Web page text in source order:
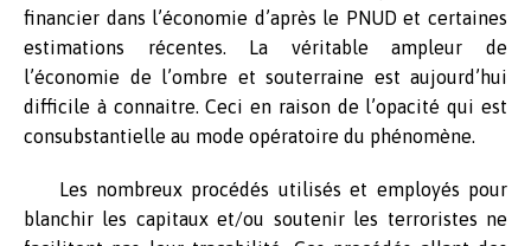
financier dans l’économie d’après le PNUD et certaines
estimations récentes. La véritable ampleur de
l’économie de l’ombre et souterraine est aujourd’hui
difficile à connaitre. Ceci en raison de l’opacité qui est
consubstantielle au mode opératoire du phénomène.
Les nombreux procédés utilisés et employés pour
blanchir les capitaux et/ou soutenir les terroristes ne